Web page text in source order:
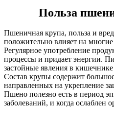
Польза
Пшеничная крупа, польза и
положительно влияет на
Регулярное употребление
процессы и придает энергии.
застойные явления в
Состав крупы содержит
направленных на укрепление
Пшено полезно есть в период
заболеваний, и когда ослаблен